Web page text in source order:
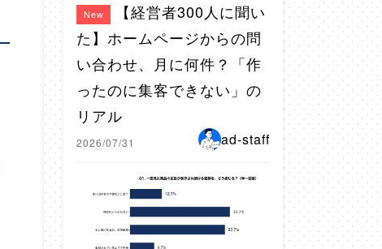
New
【経営者300人に聞い
た】ホームページからの問
い合わせ、月に何件？「作
ったのに集客できない」の
リアル
2026/07/31 ad-staff